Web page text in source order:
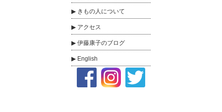
きもの人について
アクセス
伊藤康子のブログ
English